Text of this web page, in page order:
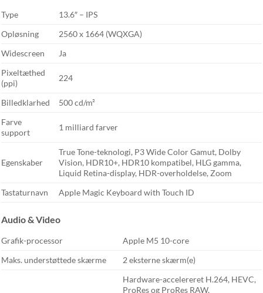
Type
13.6″ – IPS
Opløsning
2560 x 1664 (WQXGA)
Widescreen
Ja
Pixeltæthed
(ppi)
224
Billedklarhed
500 cd/m²
Farve
support
1 milliard farver
Egenskaber
True Tone-teknologi, P3 Wide Color Gamut, Dolby
Vision, HDR10+, HDR10 kompatibel, HLG gamma,
Liquid Retina-display, HDR-overholdelse, Zoom
Tastaturnavn
Apple Magic Keyboard with Touch ID
Audio & Video
Grafik-processor
Apple M5 10-core
Maks. understøttede skærme
2 eksterne skærm(e)
Hardware-accelereret H.264, HEVC,
ProRes og ProRes RAW,